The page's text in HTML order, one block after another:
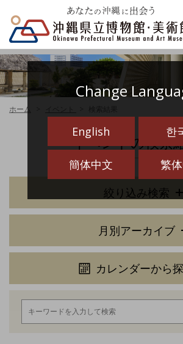
Change
English 한
簡体中文 繁
ホーム
イベントの検索
絞り込み検索
月別アーカイブ
カレンダーから